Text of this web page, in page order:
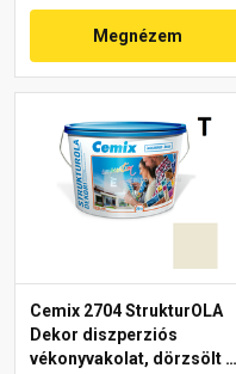
Megnézem
Cemix 2704 StrukturOLA
Dekor diszperziós
vékonyvakolat, dörzsölt 2